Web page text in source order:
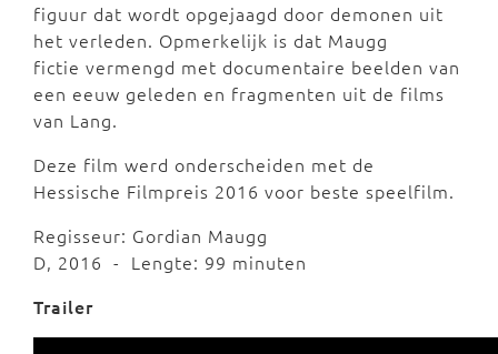
figuur dat wordt opgejaagd door demonen uit
het verleden. Opmerkelijk is dat Maugg
fictie vermengd met documentaire beelden van
een eeuw geleden en fragmenten uit de films
van Lang.
Deze film werd onderscheiden met de
Hessische Filmpreis 2016 voor beste speelfilm.
Regisseur: Gordian Maugg
D, 2016 - Lengte: 99 minuten
Trailer